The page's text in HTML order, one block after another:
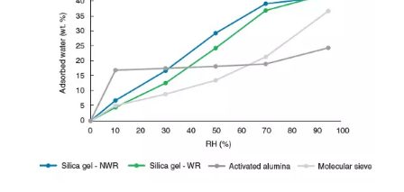
2. Vandbestandighed
Subpar tørremiddel nedbrydes, når det kommer i
flydende vand. Alle Pneumatech adsorptionstørrere er
med vandafvisende tørremiddelmateriale i bunden af